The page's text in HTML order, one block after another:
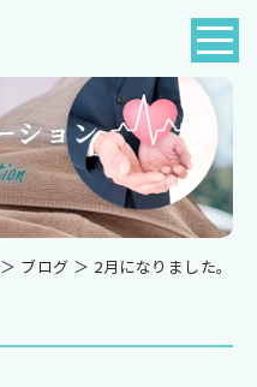
＞ ブログ ＞ 2月になりました。